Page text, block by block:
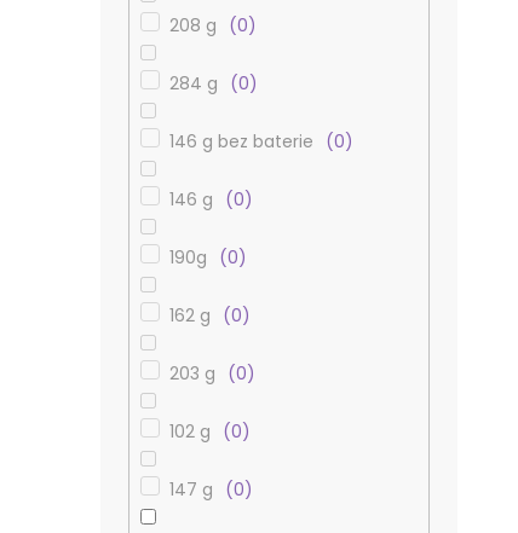
208 g 0
284 g 0
146 g bez baterie 0
146 g 0
190g 0
162 g 0
203 g 0
102 g 0
147 g 0